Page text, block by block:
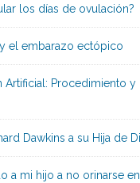
los días de ovulación?
el embarazo ectópico
Artificial: Procedimiento
Dawkins a su Hija de
a mi hijo a no orinarse